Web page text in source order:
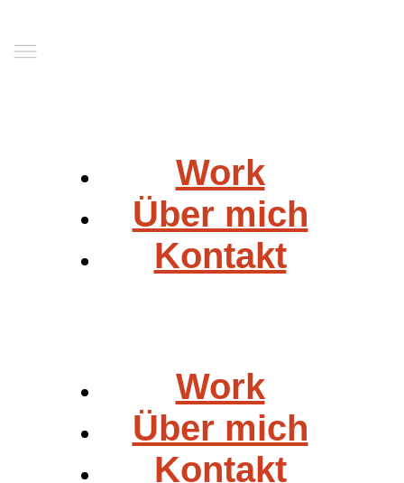
Work
Über mich
Kontakt
Work
Über mich
Kontakt